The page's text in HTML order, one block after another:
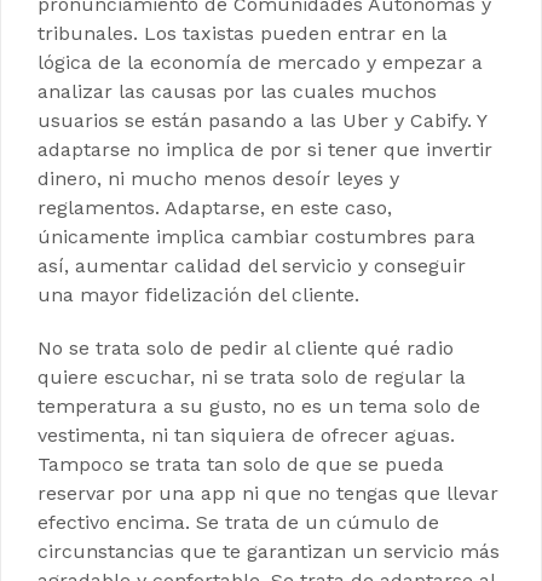
tribunales. Los taxistas pueden entrar en la
lógica de la economía de mercado y empezar a
analizar las causas por las cuales muchos
usuarios se están pasando a las Uber y Cabify. Y
adaptarse no implica de por si tener que invertir
dinero, ni mucho menos desoír leyes y
reglamentos. Adaptarse, en este caso,
únicamente implica cambiar costumbres para
así, aumentar calidad del servicio y conseguir
una mayor fidelización del cliente.
No se trata solo de pedir al cliente qué radio
quiere escuchar, ni se trata solo de regular la
temperatura a su gusto, no es un tema solo de
vestimenta, ni tan siquiera de ofrecer aguas.
Tampoco se trata tan solo de que se pueda
reservar por una app ni que no tengas que llevar
efectivo encima. Se trata de un cúmulo de
circunstancias que te garantizan un servicio más